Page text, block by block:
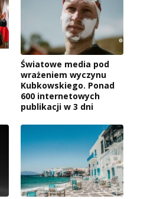
Światowe media pod
wrażeniem wyczynu
Kubkowskiego. Ponad
600 internetowych
publikacji w 3 dni